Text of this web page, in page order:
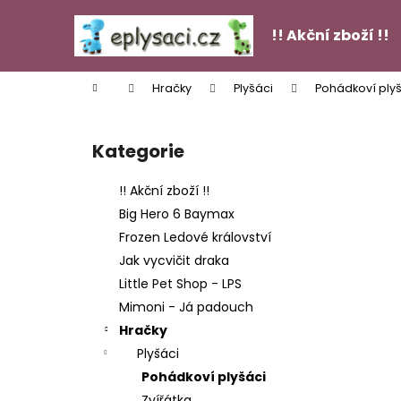
!! Akční zboží !!
Domů Hračky Plyšáci Pohádkoví
Přeskočit
kategorie
Kategorie
!! Akční zboží !!
Big Hero 6 Baymax
Frozen Ledové království
Jak vycvičit draka
Little Pet Shop - LPS
Mimoni - Já padouch
Hračky
Plyšáci
Pohádkoví plyšáci
í
Zpět
do
Zpět
do
FIGURKY GÁBININ KOUZELNÝ DOMEK - 13
449 Kč